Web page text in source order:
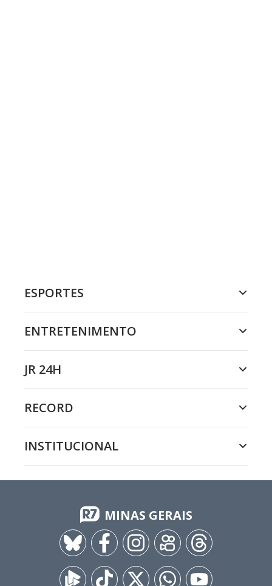
ESPORTES
ENTRETENIMENTO
JR 24H
RECORD
INSTITUCIONAL
MINAS GERAIS